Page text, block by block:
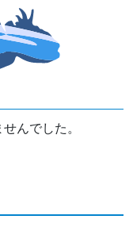
んでした。